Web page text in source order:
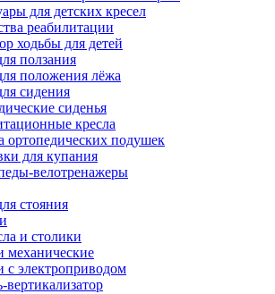
для детских кресел
реабилитации
ходьбы для детей
ползания
положения лёжа
сидения
сиденья
кресла
ортопедических подушек
для купания
велотренажеры
стояния
и столики
механические
с электроприводом
вертикализатор